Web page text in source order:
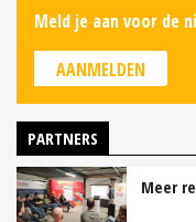
Meld je aan voor de
AANMELDEN
PARTNERS
Meer